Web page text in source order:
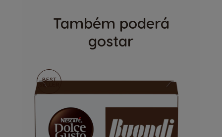
Também poderá
gostar
BEST
SELLER